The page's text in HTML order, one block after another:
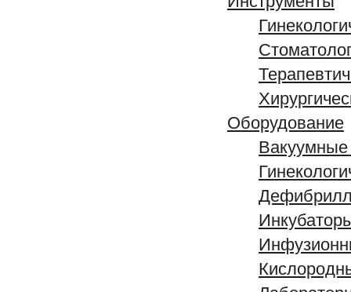
Оборудование
Вакуумные